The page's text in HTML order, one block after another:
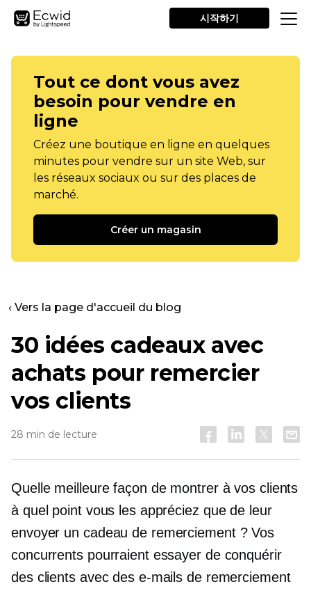
시작하기
Tout ce dont vous avez
besoin pour vendre en
ligne
Créez une boutique en ligne en quelques
minutes pour vendre sur un site Web, sur
les réseaux sociaux ou sur des places de
marché.
Créer un magasin
‹ Vers la page d'accueil du blog
30 idées cadeaux avec
achats pour remercier
vos clients
28 min de lecture
Quelle meilleure façon de montrer à vos clients
à quel point vous les appréciez que de leur
envoyer un cadeau de remerciement ? Vos
concurrents pourraient essayer de conquérir
des clients avec des e-mails de remerciement